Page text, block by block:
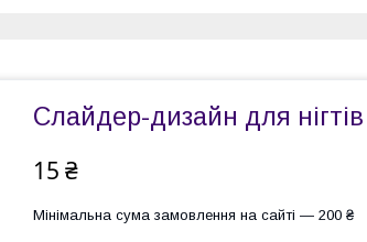
Слайдер-дизайн для
15 ₴
Мінімальна сума замовлення на сайті — 200 ₴